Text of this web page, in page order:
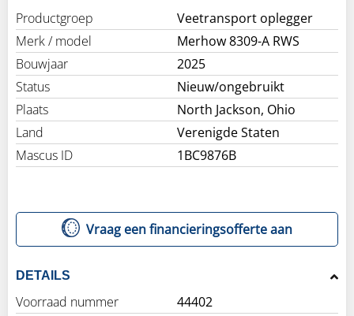
Productgroep
Veetransport oplegger
Merk / model
Merhow 8309-A RWS
Bouwjaar
2025
Status
Nieuw/ongebruikt
Plaats
North Jackson, Ohio
Land
Verenigde Staten
Mascus ID
1BC9876B
Vraag een financieringsofferte aan
DETAILS
Voorraad nummer
44402